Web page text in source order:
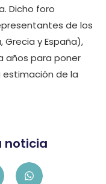
Dicho foro
de los
y España),
años para poner
estimación de la
noticia